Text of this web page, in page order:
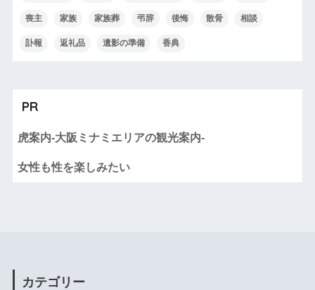
喪主 家族 家族葬 弔辞 後悔 散骨 相談
訃報 返礼品 遺影の準備 香典
PR
虎案内-大阪ミナミエリアの観光案内-
女性も性を楽しみたい
カテゴリー